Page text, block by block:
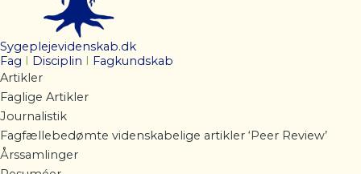
Sygeplejevidenskab.dk
Fag
Disciplin
Fagkundskab
Artikler
Faglige Artikler
Journalistik
Fagfællebedømte videnskabelige artikler ‘Peer Review’
Årssamlinger